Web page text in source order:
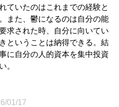
ていたのはこれまでの経験と
また、鬱になるのは自分の能
求された時、自分に向いてい
ということは納得できる。結
に自分の人的資本を集中投資
。
01/17